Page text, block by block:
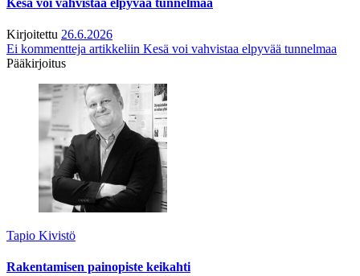
Kirjoitettu 26.6.2026
Ei kommentteja artikkeliin Kesä voi vahvistaa elpyvää tunnelmaa
Pääkirjoitus
Tapio Kivistö
Rakentamisen painopiste keikahti